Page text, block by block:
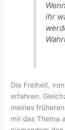
ihr
Die Freiheit,
erfahren.
meines
mir das Thema